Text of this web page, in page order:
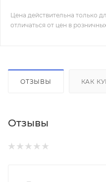
Цена действительна только
отличаться от цен в
ОТЗЫВЫ КАК
Отзывы